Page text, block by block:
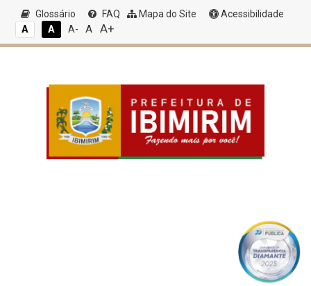
Glossário FAQ Mapa do Site
Acessibilidade
A
A A- A A+